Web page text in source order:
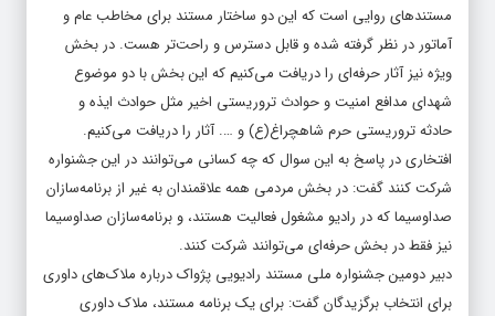
گونه آثار را دریافت می‌کنیم که شامل ساختار مستندهای گزارشی و
مستندهای روایی است که این دو ساختار مستند برای مخاطب عام و
آماتور در نظر گرفته شده و قابل دسترس و راحت‌تر هست. در بخش
ویژه نیز آثار حرفه‌ای را دریافت می‌کنیم که این بخش با دو موضوع
شهدای مدافع امنیت و حوادث تروریستی اخیر مثل حوادث ایذه و
حادثه تروریستی حرم شاهچراغ(ع) و …. آثار را دریافت می‌کنیم.
افتخاری در پاسخ به این سوال که چه کسانی می‌توانند در این جشنواره
شرکت کنند گفت: در بخش مردمی همه علاقمندان به غیر از برنامه‌سازان
صداوسیما که در رادیو مشغول فعالیت هستند، و برنامه‌سازان صداوسیما
نیز فقط در بخش حرفه‌ای می‌توانند شرکت کنند.
دبیر دومین جشنواره ملی مستند رادیویی پژواک درباره ملاک‌های داوری